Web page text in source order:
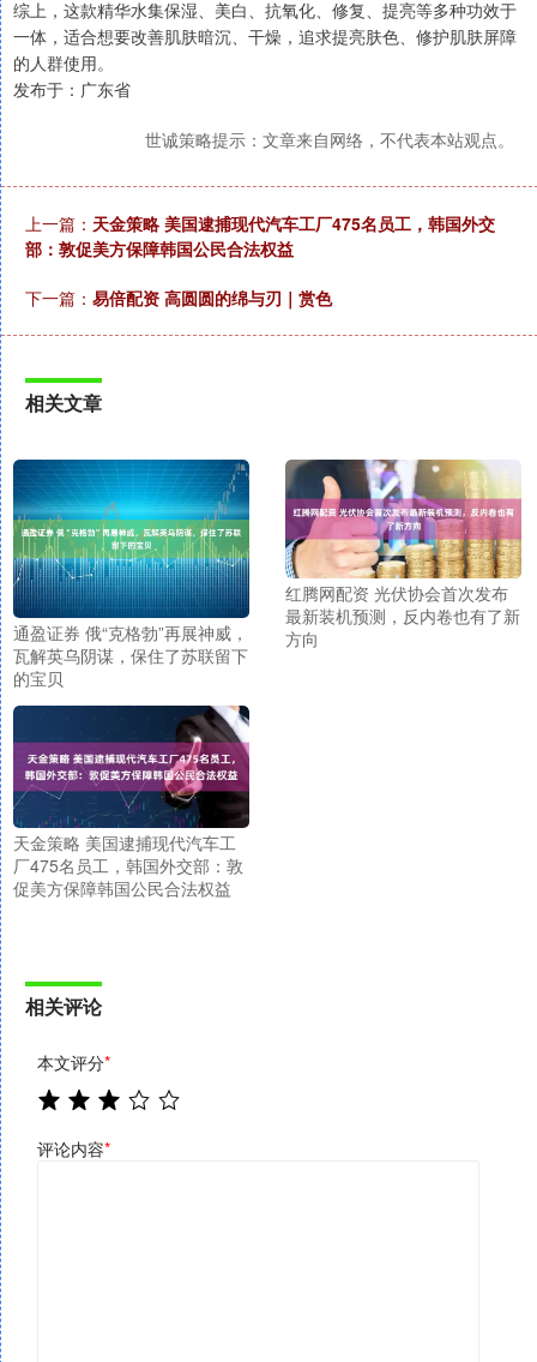
综上，这款精华水集保湿、美白、抗氧化、修复、提亮等多种功效于
一体，适合想要改善肌肤暗沉、干燥，追求提亮肤色、修护肌肤屏障
的人群使用。
发布于：广东省
世诚策略提示：文章来自网络，不代表本站观点。
上一篇： 天金策略 美国逮捕现代汽车工厂475名员工，韩国外交
部：敦促美方保障韩国公民合法权益
下一篇： 易倍配资 高圆圆的绵与刃｜赏色
相关文章
通盈证券 俄“克格勃”再展神威，
瓦解英乌阴谋，保住了苏联留下
的宝贝
红腾网配资 光伏协会首次发布
最新装机预测，反内卷也有了新
方向
天金策略 美国逮捕现代汽车工
厂475名员工，韩国外交部：敦
促美方保障韩国公民合法权益
相关评论
本文评分*
评论内容*